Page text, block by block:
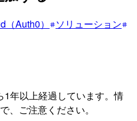
Auth0）
ソリューション
1年以上経過しています。情
、ご注意ください。